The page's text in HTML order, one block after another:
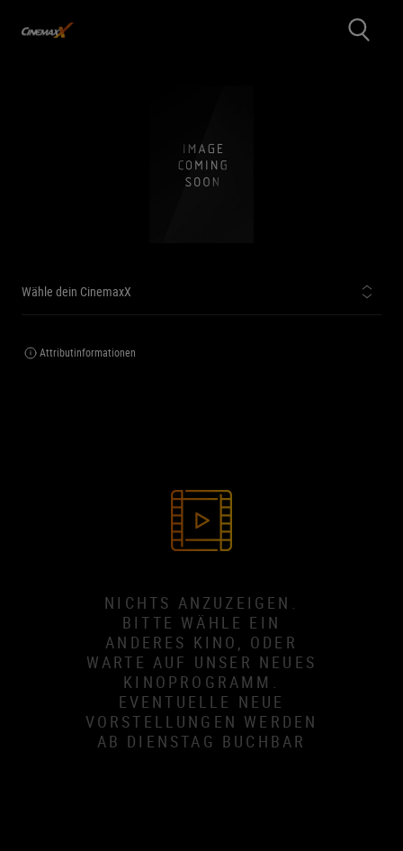
Wähle dein CinemaxX
Attributinformationen
NICHTS ANZUZEIGEN.
BITTE WÄHLE EIN
ANDERES KINO, ODER
WARTE AUF UNSER NEUES
KINOPROGRAMM.
EVENTUELLE NEUE
VORSTELLUNGEN WERDEN
AB DIENSTAG BUCHBAR